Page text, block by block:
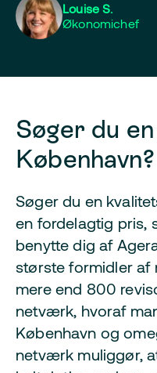
Louise S.
Økonomichef
Søger du
København?
Søger du en
en fordelagtig pris,
benytte dig af
største formidler af
mere end 800
netværk, hvoraf
København og
netværk muliggør,